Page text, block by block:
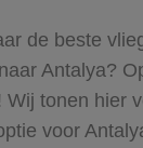
de beste
Antalya?
Wij tonen hier
voor